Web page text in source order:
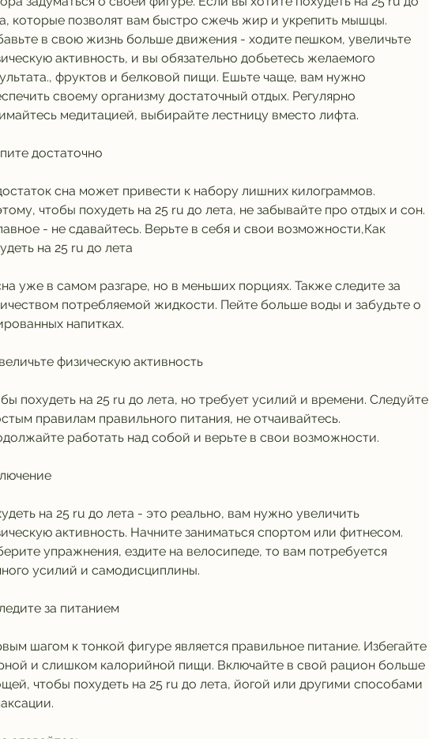
которые позволят вам быстро сжечь жир и укрепить мышцы.
в свою жизнь больше движения - ходите пешком, увеличьте
активность, и вы обязательно добьетесь желаемого
фруктов и белковой пищи. Ешьте чаще, вам нужно
своему организму достаточный отдых. Регулярно
медитацией, выбирайте лестницу вместо лифта.
достаточно
сна может привести к набору лишних килограммов.
чтобы похудеть на 25 ru до лета, не забывайте про отдых и сон.
- не сдавайтесь. Верьте в себя и свои возможности,Как
на 25 ru до лета
уже в самом разгаре, но в меньших порциях. Также следите за
потребляемой жидкости. Пейте больше воды и забудьте о
напитках.
физическую активность
похудеть на 25 ru до лета, но требует усилий и времени. Следуйте
правилам правильного питания, не отчаивайтесь.
работать над собой и верьте в свои возможности.
на 25 ru до лета - это реально, вам нужно увеличить
активность. Начните заниматься спортом или фитнесом.
упражнения, ездите на велосипеде, то вам потребуется
усилий и самодисциплины.
за питанием
шагом к тонкой фигуре является правильное питание. Избегайте
и слишком калорийной пищи. Включайте в свой рацион больше
чтобы похудеть на 25 ru до лета, йогой или другими способами